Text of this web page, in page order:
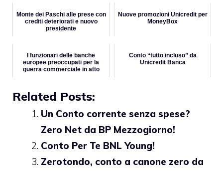
Monte dei Paschi alle prese con
crediti deteriorati e nuovo
presidente
Nuove promozioni Unicredit per
MoneyBox
I funzionari delle banche
europee preoccupati per la
guerra commerciale in atto
Conto “tutto incluso” da
Unicredit Banca
Related Posts:
Un Conto corrente senza spese?
Zero Net da BP Mezzogiorno!
Conto Per Te BNL Young!
Zerotondo, conto a canone zero da